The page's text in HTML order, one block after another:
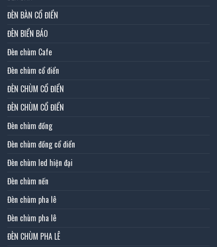
ĐÈN BÀN CỔ ĐIỂN
ĐÈN BIỂN BÁO
Đèn chùm Cafe
Đèn chùm cổ điển
ĐÈN CHÙM CỔ ĐIỂN
ĐÈN CHÙM CỔ ĐIỂN
Đèn chùm đồng
Đèn chùm đồng cổ điển
Đèn chùm led hiện đại
Đèn chùm nến
Đèn chùm pha lê
Đèn chùm pha lê
ĐÈN CHÙM PHA LÊ